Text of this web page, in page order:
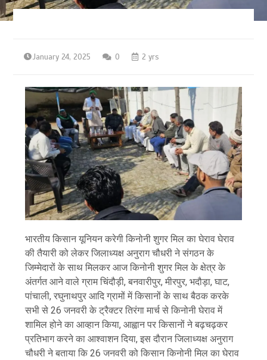
January 24, 2025 0 2 yrs
भारतीय किसान यूनियन करेगी किनोनी शुगर मिल का घेराव घेराव
की तैयारी को लेकर जिलाध्यक्ष अनुराग चौधरी ने संगठन के
जिम्मेदारों के साथ मिलकर आज किनोनी शुगर मिल के क्षेत्र के
अंतर्गत आने वाले ग्राम चिंदौड़ी, बनवारीपुर, मीरपुर, भदौड़ा, घाट,
पांचाली, रघुनाथपुर आदि ग्रामों में किसानों के साथ बैठक करके
सभी से 26 जनवरी के ट्रैक्टर तिरंगा मार्च से किनोनी घेराव में
शामिल होने का आव्हान किया, आह्वान पर किसानों ने बढ़चढ़कर
प्रतिभाग करने का आश्वाशन दिया, इस दौरान जिलाध्यक्ष अनुराग
चौधरी ने बताया कि 26 जनवरी को किसान किनोनी मिल का घेराव